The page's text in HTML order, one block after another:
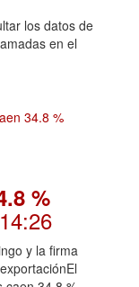
los datos de
en el
%
y la firma